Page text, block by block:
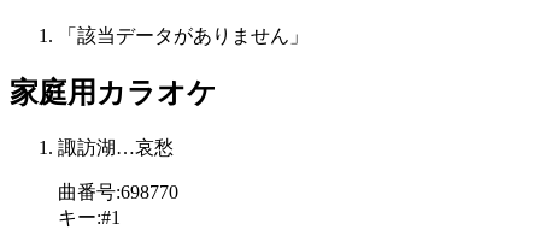
「該当データがありません」
家庭用カラオケ
諏訪湖…哀愁
曲番号:698770
キー:#1